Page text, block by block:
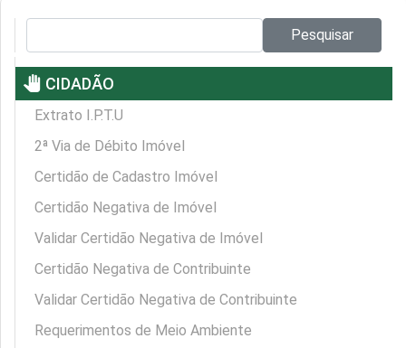
Pesquisar
pan_tool CIDADÃO
Extrato I.P.T.U
2ª Via de Débito Imóvel
Certidão de Cadastro Imóvel
Certidão Negativa de Imóvel
Validar Certidão Negativa de Imóvel
Certidão Negativa de Contribuinte
Validar Certidão Negativa de Contribuinte
Requerimentos de Meio Ambiente